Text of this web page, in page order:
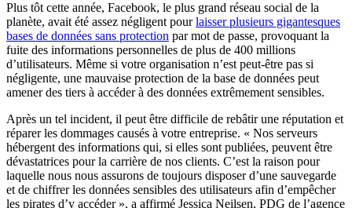
Plus tôt cette année, Facebook, le plus grand réseau social de la
planète, avait été assez négligent pourlaisser plusieurs gigantesques
bases de données sans protection par mot de passe, provoquant la
fuite des informations personnelles de plus de 400 millions
d’utilisateurs. Même si votre organisation n’est peut-être pas si
négligente, une mauvaise protection de la base de données peut
amener des tiers à accéder à des données extrêmement sensibles.
Après un tel incident, il peut être difficile de rebâtir une réputation et
réparer les dommages causés à votre entreprise. « Nos serveurs
hébergent des informations qui, si elles sont publiées, peuvent être
dévastatrices pour la carrière de nos clients. C’est la raison pour
laquelle nous nous assurons de toujours disposer d’une sauvegarde
et de chiffrer les données sensibles des utilisateurs afin d’empêcher
les pirates d’y accéder », a affirmé Jessica Neilsen, PDG de l’agence